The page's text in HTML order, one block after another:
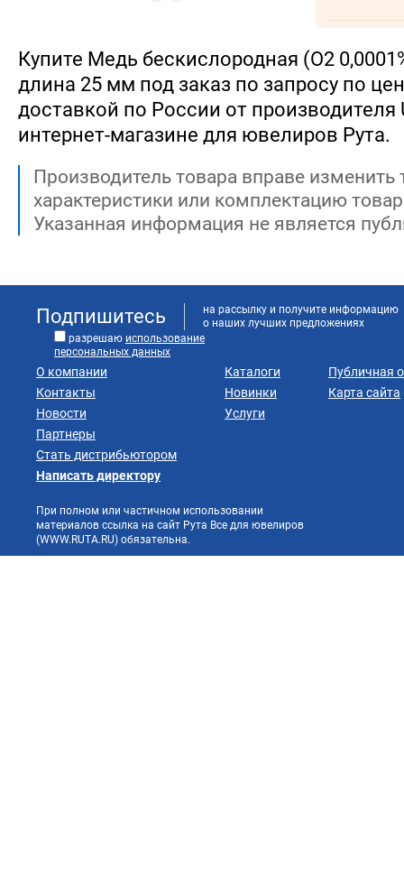
Купите Медь бескислородная (О2
длина 25 мм под заказ по запросу по
доставкой по России от производителя
интернет-магазине для ювелиров Рута.
Производитель товара вправе изменить
характеристики или комплектацию
Указанная информация не является
Подпишитесь
на рассылку и получите информацию
о наших лучших предложениях
разрешаю использование
персональных данных
О компании
Контакты
Новости
Партнеры
Стать дистрибьютором
Каталоги
Новинки
Услуги
Публичная
Карта сайта
Написать директору
При полном или частичном использовании
материалов ссылка на сайт Рута Все для ювелиров
(WWW.RUTA.RU) обязательна.